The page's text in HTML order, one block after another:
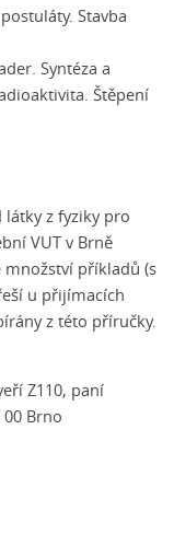
Stavba
Syntéza a
Štěpení
látky z fyziky pro
VUT v Brně
množství příkladů (s
u přijímacích
z této příručky.
Z110, paní
00 Brno